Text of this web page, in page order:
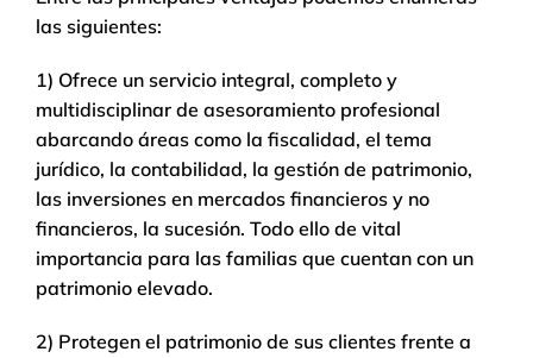
las siguientes:
1) Ofrece un servicio integral, completo y
multidisciplinar de asesoramiento profesional
abarcando áreas como la fiscalidad, el tema
jurídico, la contabilidad, la gestión de patrimonio,
las inversiones en mercados financieros y no
financieros, la sucesión. Todo ello de vital
importancia para las familias que cuentan con un
patrimonio elevado.
2) Protegen el patrimonio de sus clientes frente a